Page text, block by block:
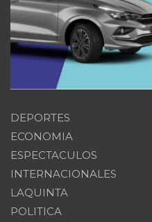
DEPORTES
ECONOMIA
ESPECTACULOS
INTERNACIONALES
LAQUINTA
POLITICA